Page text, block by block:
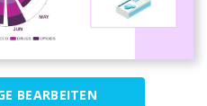
BEARBEITEN